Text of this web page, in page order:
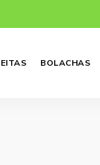
BOLACHAS